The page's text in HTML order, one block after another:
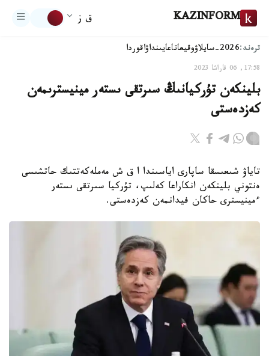
KAZINFORM ق ز
ترەند:2026-سايلاۋ وقيعاتاعايىنداۋاقوردا
17:58, 06 قاراشا 2023
بلينكەن تۇركيانىڭ سىرتقى ىستەر مينيسترىمەن
كەزدەستى
تاياۋ شىعىسقا ساپارى اياسىندا ا ق ش مەملەكەتتىك حاتشىسى
ەنتوني بلينكەن انكاراعا كەلىپ، تۇركيا سىرتقى ىستەر
ءمينيسترى حاكان فيدانمەن كەزدەستى.